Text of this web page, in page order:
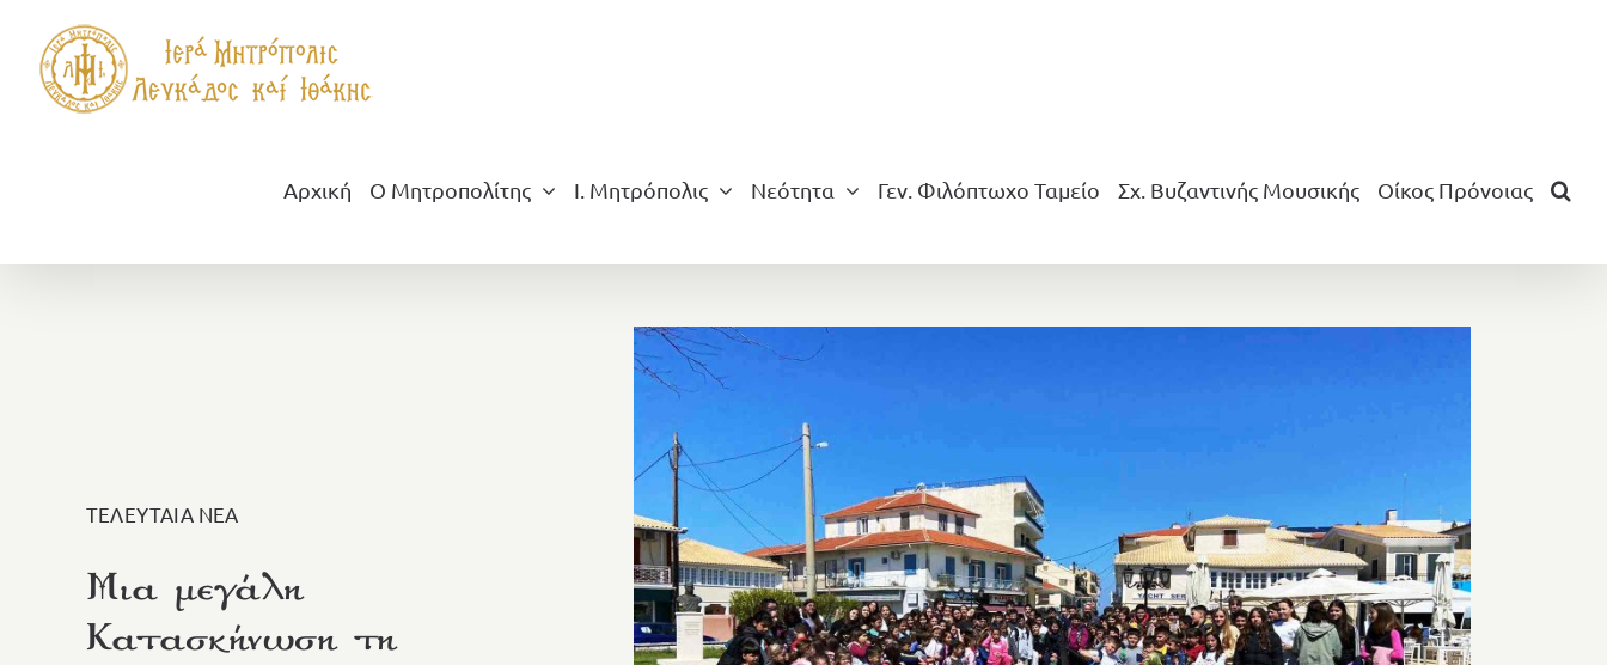
περιεχόμενο
Αρχική Ο Μητροπολίτης Ι. Μητρόπολις Νεότητα Γεν. Φιλόπτωχο Ταμείο Σχ. Βυζαντινής Μουσικής Οίκος Πρόνοιας
ΤΕΛΕΥΤΑΙΑ ΝΕΑ
Μια μεγάλη
Κατασκήνωση τη